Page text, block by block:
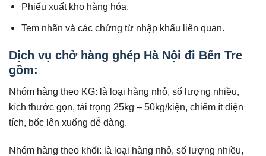
Phiếu xuất kho hàng hóa.
Tem nhãn và các chứng từ nhập khẩu liên quan.
Dịch vụ chở hàng ghép Hà Nội đi Bến Tre
gồm:
Nhóm hàng theo KG: là loại hàng nhỏ, số lượng nhiều,
kích thước gọn, tải trọng 25kg – 50kg/kiện, chiếm ít diện
tích, bốc lên xuống dễ dàng.
Nhóm hàng theo khối: là loại hàng nhỏ, số lượng nhiều,